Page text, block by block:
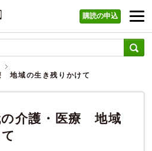
購読の申込
地域の生き残りかけて
の介護・医療 地域